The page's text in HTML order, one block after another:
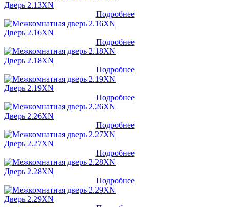
Дверь 2.13XN
Подробнее
Дверь 2.16XN
Подробнее
Дверь 2.18XN
Подробнее
Дверь 2.19XN
Подробнее
Дверь 2.26XN
Подробнее
Дверь 2.27XN
Подробнее
Дверь 2.28XN
Подробнее
Дверь 2.29XN